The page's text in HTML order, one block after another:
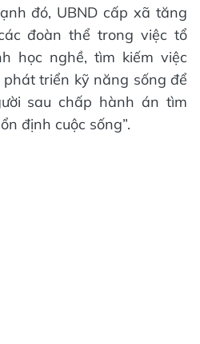
đó, UBND cấp xã tăng
đoàn thể trong việc tổ
học nghề, tìm kiếm việc
triển kỹ năng sống để
sau chấp hành án tìm
định cuộc sống”.